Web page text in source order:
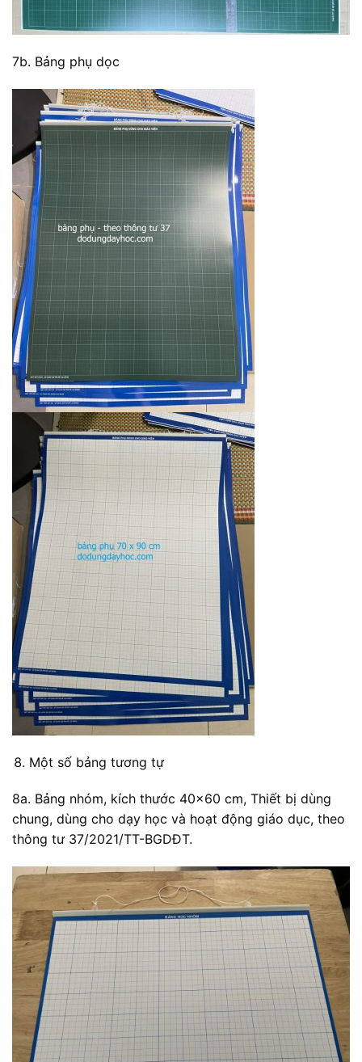
7b. Bảng phụ dọc
Một số bảng tương tự
8a. Bảng nhóm, kích thước 40×60 cm, Thiết bị dùng
chung, dùng cho dạy học và hoạt động giáo dục, theo
thông tư 37/2021/TT-BGDĐT.